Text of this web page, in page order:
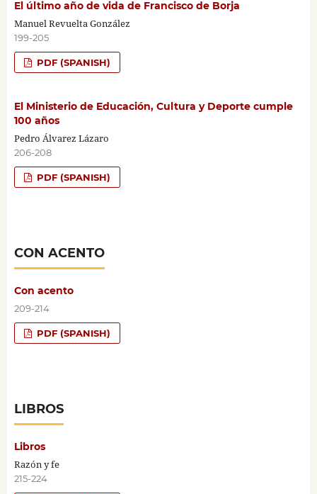
El último año de vida de Francisco de Borja
Manuel Revuelta González
199-205
PDF (SPANISH)
El Ministerio de Educación, Cultura y Deporte cumple
100 años
Pedro Álvarez Lázaro
206-208
PDF (SPANISH)
CON ACENTO
Con acento
209-214
PDF (SPANISH)
LIBROS
Libros
Razón y fe
215-224